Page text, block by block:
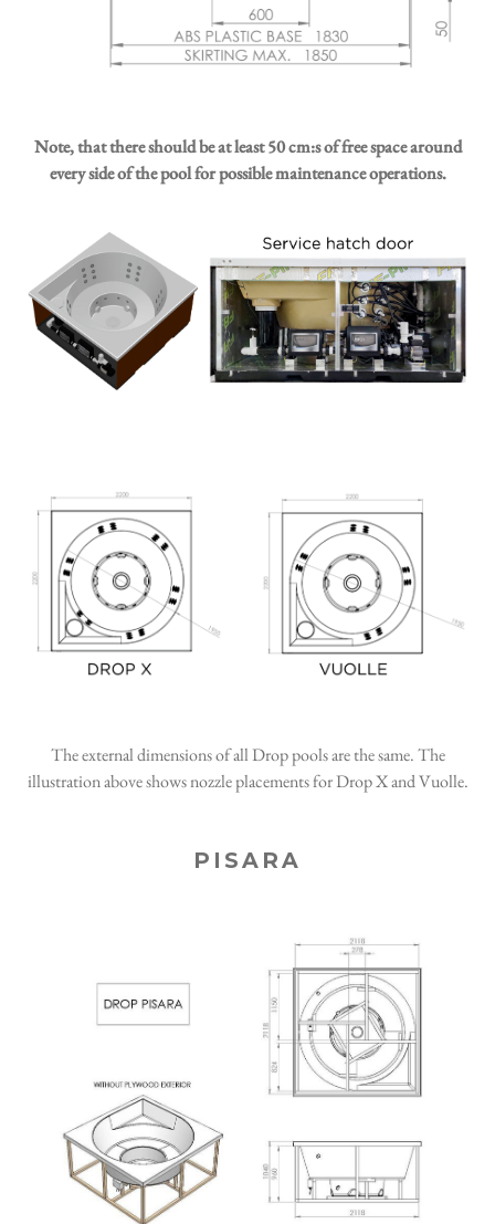
Note, that there should be at least 50 cm:s of free space around
every side of the pool for possible maintenance operations.
The external dimensions of all Drop pools are the same. The
illustration above shows nozzle placements for Drop X and Vuolle.
PISARA